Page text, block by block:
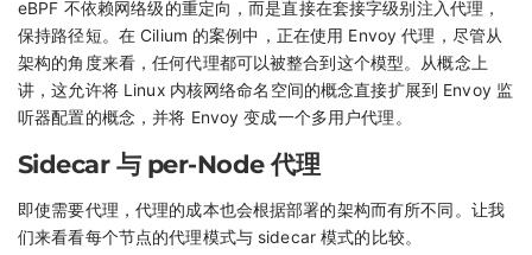
eBPF 不依赖网络级的重定向，而是直接在套接字级别注入代理，
保持路径短。在 Cilium 的案例中，正在使用 Envoy 代理，尽管从
架构的角度来看，任何代理都可以被整合到这个模型。从概念上
讲，这允许将 Linux 内核网络命名空间的概念直接扩展到 Envoy 监
听器配置的概念，并将 Envoy 变成一个多用户代理。
Sidecar 与 per-Node 代理
即使需要代理，代理的成本也会根据部署的架构而有所不同。让我
们来看看每个节点的代理模式与 sidecar 模式的比较。